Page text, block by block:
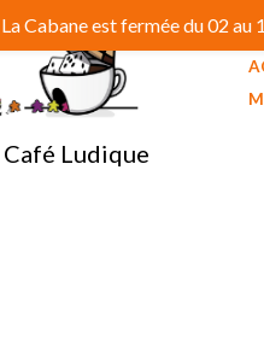
Ludique
La Cabane est fermée du 02